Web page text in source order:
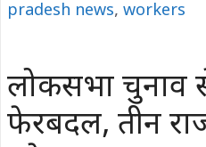
pradesh news, workers
लोकसभा चुनाव
फेरबदल, तीन